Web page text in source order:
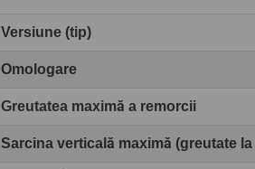
Versiune (tip)
Omologare
Greutatea maximă a remorcii
Sarcina verticală maximă (greutate